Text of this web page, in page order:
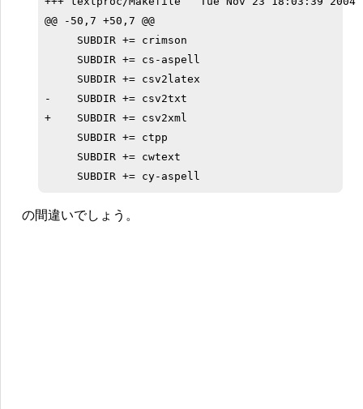
@@ -50,7 +50,7 @@
     SUBDIR += crimson
     SUBDIR += cs-aspell
     SUBDIR += csv2latex
-    SUBDIR += csv2txt
+    SUBDIR += csv2xml
     SUBDIR += ctpp
     SUBDIR += cwtext
の間違いでしょう。